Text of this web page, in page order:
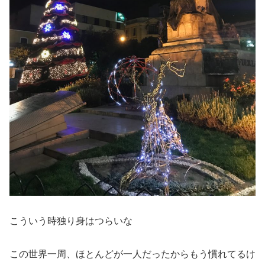
こういう時独り身はつらいな
この世界一周、ほとんどが一人だったからもう慣れてるけ